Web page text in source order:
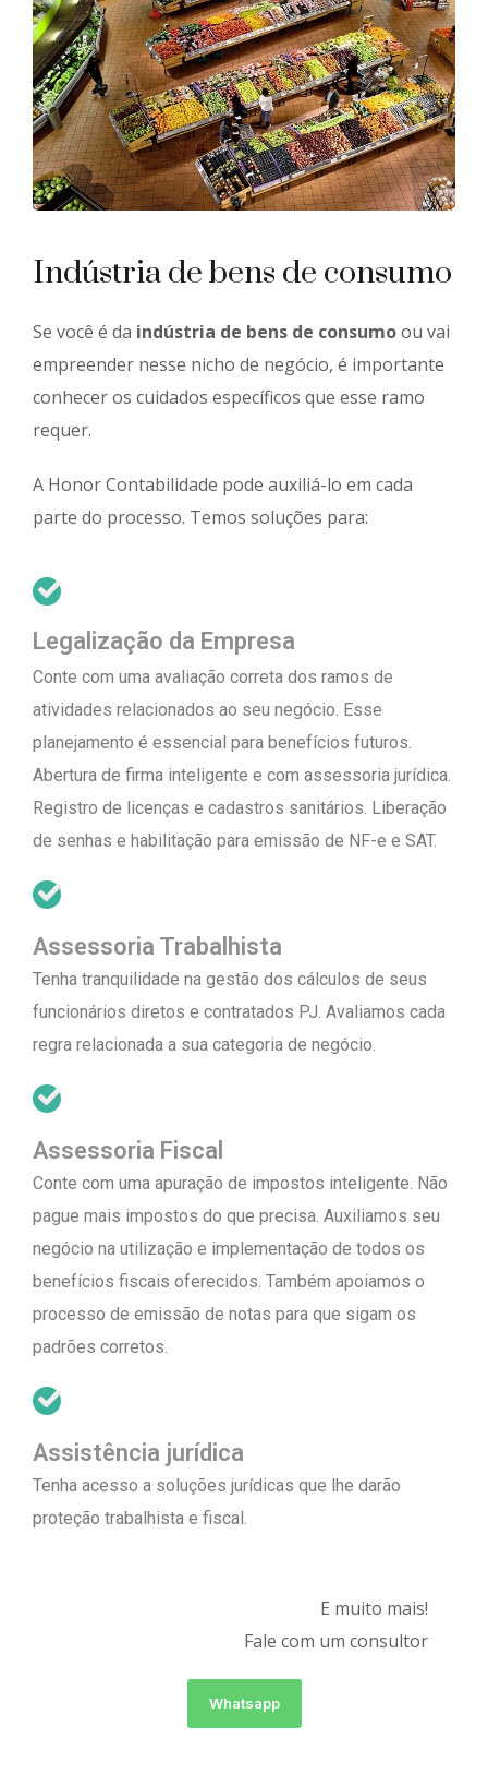
Indústria de bens de consumo
Se você é da indústria de bens de consumoou vai
empreender nesse nicho de negócio, é importante
conhecer os cuidados específicos que esse ramo
requer.
A Honor Contabilidade pode auxiliá-lo em cada
parte do processo. Temos soluções para:
Legalização da Empresa
Conte com uma avaliação correta dos ramos de
atividades relacionados ao seu negócio. Esse
planejamento é essencial para benefícios futuros.
Abertura de firma inteligente e com assessoria jurídica.
Registro de licenças e cadastros sanitários. Liberação
de senhas e habilitação para emissão de NF-e e SAT.
Assessoria Trabalhista
Tenha tranquilidade na gestão dos cálculos de seus
funcionários diretos e contratados PJ. Avaliamos cada
regra relacionada a sua categoria de negócio.
Assessoria Fiscal
Conte com uma apuração de impostos inteligente. Não
pague mais impostos do que precisa. Auxiliamos seu
negócio na utilização e implementação de todos os
benefícios fiscais oferecidos. Também apoiamos o
processo de emissão de notas para que sigam os
padrões corretos.
Assistência jurídica
Tenha acesso a soluções jurídicas que lhe darão
proteção trabalhista e fiscal.
E muito mais!
Fale com um consultor
Whatsapp